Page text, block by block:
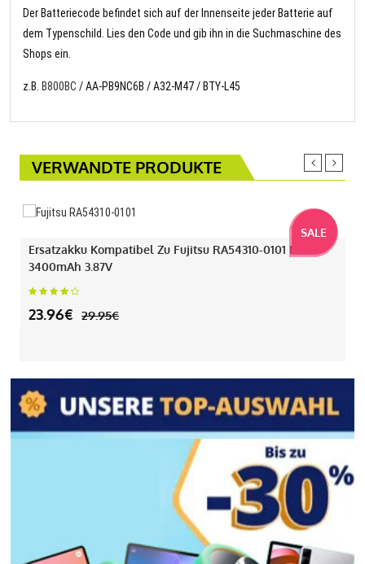
Der Batteriecode befindet sich auf der Innenseite jeder Batterie auf
dem Typenschild. Lies den Code und gib ihn in die Suchmaschine des
Shops ein.
z.B. B800BC / AA-PB9NC6B / A32-M47 / BTY-L45
VERWANDTE PRODUKTE
SALE
Ersatzakku Kompatibel Zu Fujitsu RA54310-0101 Mit
3400mAh 3.87V
23.96€ 29.95€